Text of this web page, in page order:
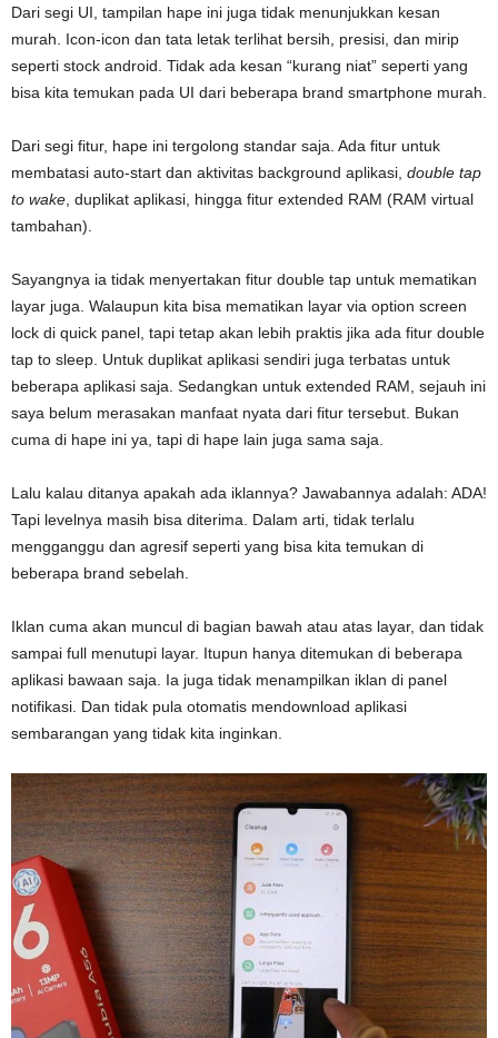
Dari segi UI, tampilan hape ini juga tidak menunjukkan kesan
murah. Icon-icon dan tata letak terlihat bersih, presisi, dan mirip
seperti stock android. Tidak ada kesan “kurang niat” seperti yang
bisa kita temukan pada UI dari beberapa brand smartphone murah.
Dari segi fitur, hape ini tergolong standar saja. Ada fitur untuk
membatasi auto-start dan aktivitas background aplikasi, double tap
to wake , duplikat aplikasi, hingga fitur extended RAM (RAM virtual
tambahan).
Sayangnya ia tidak menyertakan fitur double tap untuk mematikan
layar juga. Walaupun kita bisa mematikan layar via option screen
lock di quick panel, tapi tetap akan lebih praktis jika ada fitur double
tap to sleep. Untuk duplikat aplikasi sendiri juga terbatas untuk
beberapa aplikasi saja. Sedangkan untuk extended RAM, sejauh ini
saya belum merasakan manfaat nyata dari fitur tersebut. Bukan
cuma di hape ini ya, tapi di hape lain juga sama saja.
Lalu kalau ditanya apakah ada iklannya? Jawabannya adalah: ADA!
Tapi levelnya masih bisa diterima. Dalam arti, tidak terlalu
mengganggu dan agresif seperti yang bisa kita temukan di
beberapa brand sebelah.
Iklan cuma akan muncul di bagian bawah atau atas layar, dan tidak
sampai full menutupi layar. Itupun hanya ditemukan di beberapa
aplikasi bawaan saja. Ia juga tidak menampilkan iklan di panel
notifikasi. Dan tidak pula otomatis mendownload aplikasi
sembarangan yang tidak kita inginkan.